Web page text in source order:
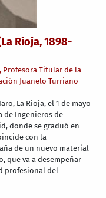
Rioja, 1898-
Profesora Titular de la
Juanelo Turriano
La Rioja, el 1 de mayo
de Ingenieros de
donde se graduó en
con la
de un nuevo material
que va a desempeñar
profesional del